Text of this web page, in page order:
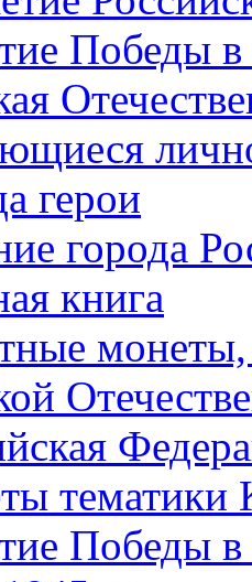
Победы
герои
города
книга
тематики
Победы